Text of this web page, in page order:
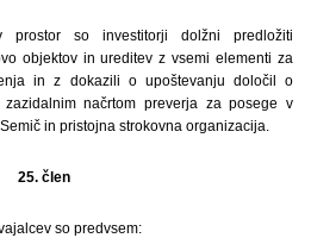
prostor so investitorji dolžni predložiti
objektov in ureditev z vsemi elementi za
in z dokazili o upoštevanju določil o
načrtom preverja za posege v
in pristojna strokovna organizacija.
25. člen
so predvsem: